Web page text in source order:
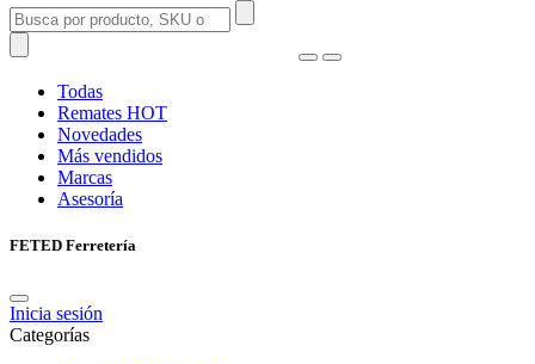
Todas
Remates HOT
Novedades
Más vendidos
Marcas
Asesoría
FETED Ferretería
Inicia sesión
Categorías